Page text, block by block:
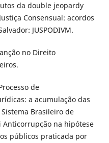
da double jeopardy
Consensual: acordos
JUSPODIVM.
no Direito
de
a acumulação das
Brasileiro de
Anticorrupção na hipótese
públicos praticada por